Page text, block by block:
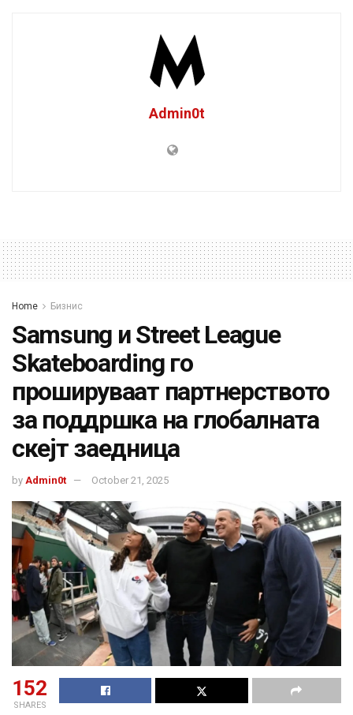
Admin0t
Home Бизнис
Samsung и Street League
Skateboarding го
прошируваат партнерството
за поддршка на глобалната
скејт заедница
by Admin0t October 21, 2025
152
SHARES